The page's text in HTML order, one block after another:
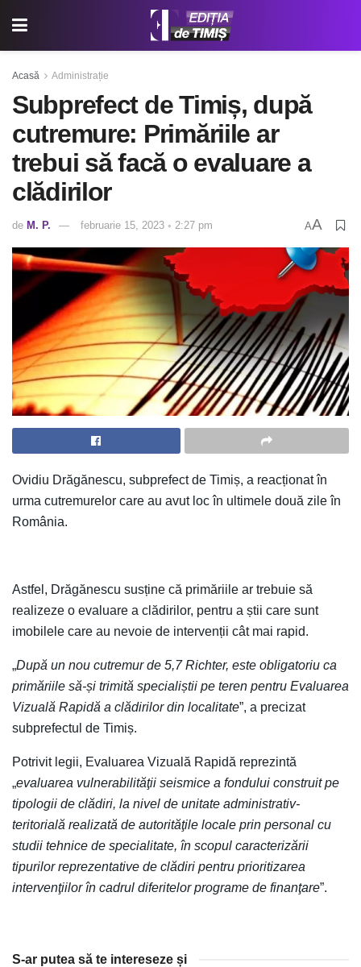
Acasă Administrație
Subprefect de Timiș, după
cutremure: Primăriile ar
trebui să facă o evaluare a
clădirilor
de M. P. februarie 15, 2023 ◦ 2:27 pm AA
Ovidiu Drăgănescu, subprefect de Timiș, a reacționat în
urma cutremurelor care au avut loc în ultimele două zile în
România.
Astfel, Drăgănescu susține că primăriile ar trebuie să
realizeze o evaluare a clădirilor, pentru a știi care sunt
imobilele care au nevoie de intervenții cât mai rapid.
„După un nou cutremur de 5,7 Richter, este obligatoriu ca
primăriile să-și trimită specialiștii pe teren pentru Evaluarea
Vizuală Rapidă a clădirilor din localitate”, a precizat
subprefectul de Timiș.
Potrivit legii, Evaluarea Vizuală Rapidă reprezintă
„evaluarea vulnerabilităţii seismice a fondului construit pe
tipologii de clădiri, la nivel de unitate administrativ-
teritorială realizată de autorităţile locale prin personal cu
studii tehnice de specialitate, în scopul caracterizării
tipurilor reprezentative de clădiri pentru prioritizarea
intervenţiilor în cadrul diferitelor programe de finanţare”.
S-ar putea să te intereseze și